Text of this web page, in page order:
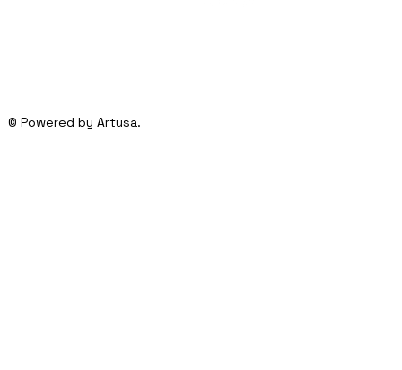
© Powered by Artusa.